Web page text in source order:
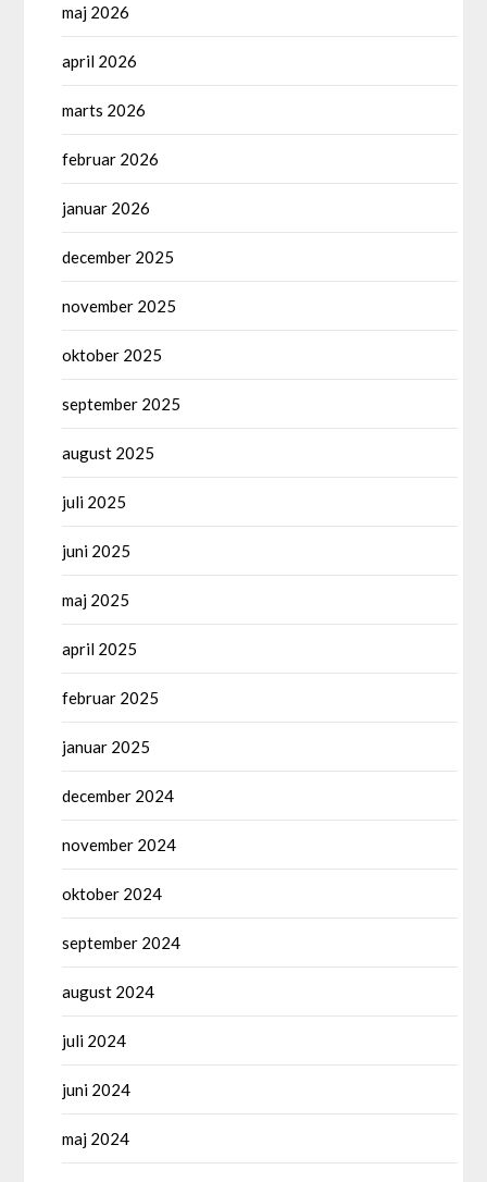
maj 2026
april 2026
marts 2026
februar 2026
januar 2026
december 2025
november 2025
oktober 2025
september 2025
august 2025
juli 2025
juni 2025
maj 2025
april 2025
februar 2025
januar 2025
december 2024
november 2024
oktober 2024
september 2024
august 2024
juli 2024
juni 2024
maj 2024